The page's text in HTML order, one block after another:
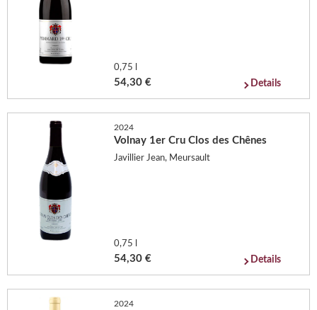
0,75 l
54,30 € Details
2024
Volnay 1er Cru Clos des Chênes
Javillier Jean, Meursault
0,75 l
54,30 € Details
2024